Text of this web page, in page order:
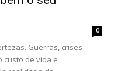
0
Guerras, crises
custo de vida e